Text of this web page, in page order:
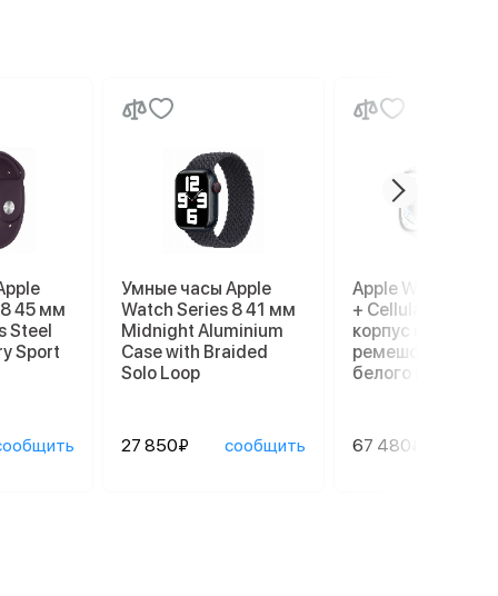
45 мм
Steel
Sport
Умные часы Apple
Watch Series 8 41 мм
Midnight Aluminium
Case with Braided
Solo Loop
27 850₽ сообщить
Apple Watch Ultra
+ Cellular, 49 мм,
корпус из титана,
ремешок Ocean
белого цвета
67 480₽